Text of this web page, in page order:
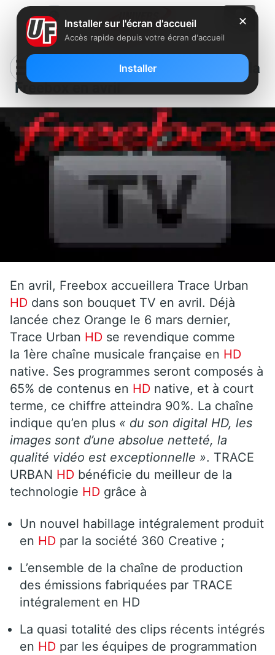
Lancement de Trace Urban HD sur la
Freebox en avril
En avril, Freebox accueillera Trace Urban
HD dans son bouquet TV en avril. Déjà
lancée chez Orange le 6 mars dernier,
Trace Urban HD se revendique comme
la 1ère chaîne musicale française en HD
native. Ses programmes seront composés à
65% de contenus en HD native, et à court
terme, ce chiffre atteindra 90%. La chaîne
indique qu’en plus « du son digital HD, les
images sont d’une absolue netteté, la
qualité vidéo est exceptionnelle ». TRACE
URBAN HD bénéficie du meilleur de la
technologie HD grâce à
Un nouvel habillage intégralement produit
en HD par la société 360 Creative ;
L’ensemble de la chaîne de production
des émissions fabriquées par TRACE
intégralement en HD
La quasi totalité des clips récents intégrés
en HD par les équipes de programmation
✕
Installer sur l'écran d'accueil
Accès rapide depuis votre écran d'accueil
Installer